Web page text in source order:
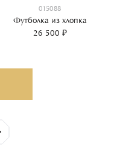
015088
Футболка из хлопка
26 500 ₽